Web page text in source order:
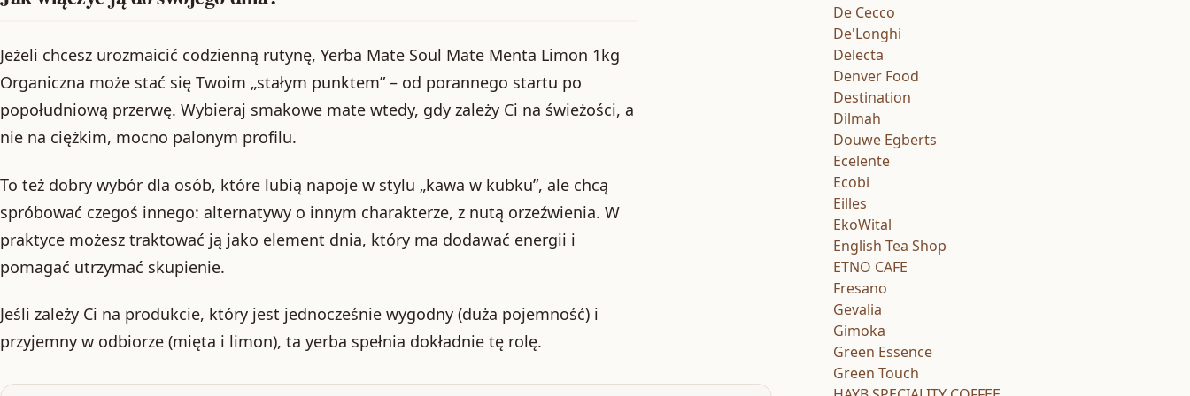
Jeżeli chcesz urozmaicić codzienną rutynę, Yerba Mate Soul Mate Menta Limon 1kg
Organiczna może stać się Twoim „stałym punktem” – od porannego startu po
popołudniową przerwę. Wybieraj smakowe mate wtedy, gdy zależy Ci na świeżości, a
nie na ciężkim, mocno palonym profilu.
To też dobry wybór dla osób, które lubią napoje w stylu „kawa w kubku”, ale chcą
spróbować czegoś innego: alternatywy o innym charakterze, z nutą orzeźwienia. W
praktyce możesz traktować ją jako element dnia, który ma dodawać energii i
pomagać utrzymać skupienie.
Jeśli zależy Ci na produkcie, który jest jednocześnie wygodny (duża pojemność) i
przyjemny w odbiorze (mięta i limon), ta yerba spełnia dokładnie tę rolę.
De Cecco
De'Longhi
Delecta
Denver Food
Destination
Dilmah
Douwe Egberts
Ecelente
Ecobi
Eilles
EkoWital
English Tea Shop
ETNO CAFE
Fresano
Gevalia
Gimoka
Green Essence
Green Touch